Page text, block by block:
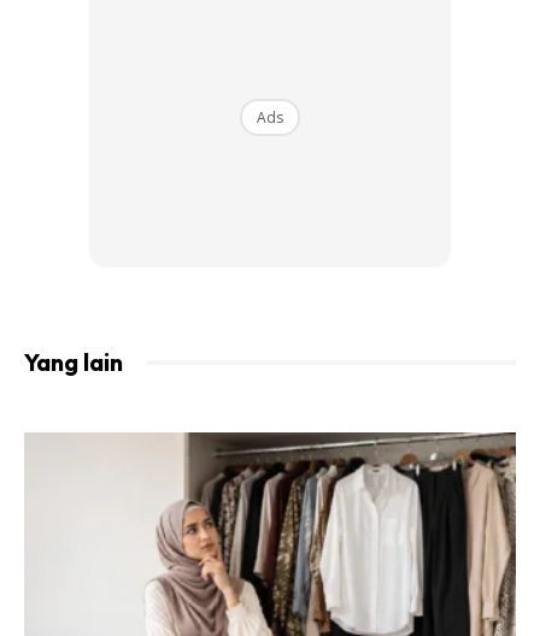
View this post on Instagram
Ads
Yang lain